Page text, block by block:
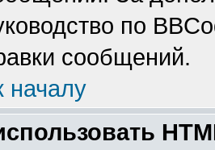
по
сообщений.
началу